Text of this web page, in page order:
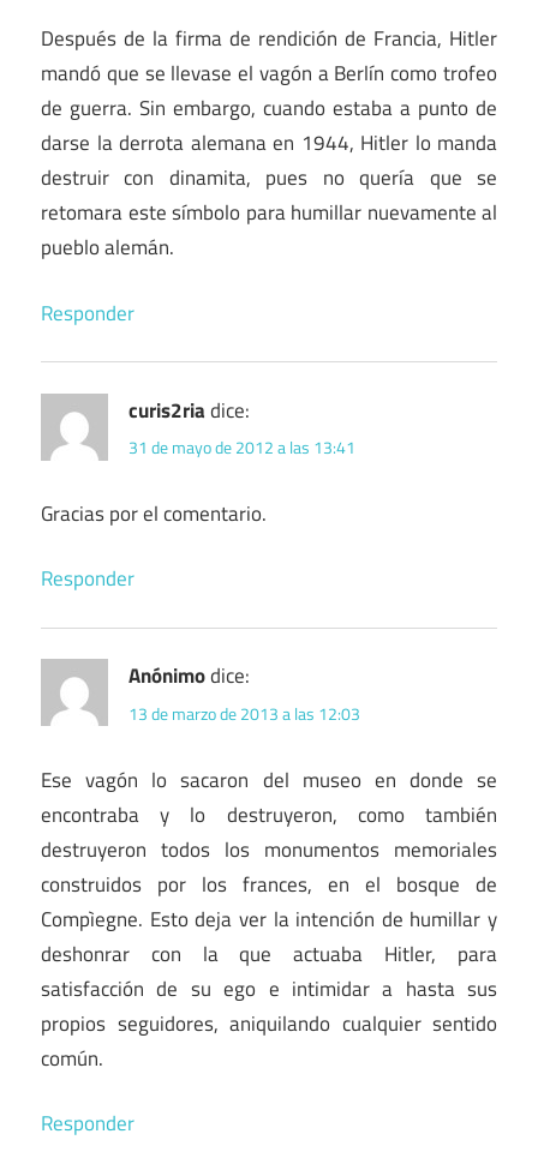
Después de la firma de rendición de Francia, Hitler
mandó que se llevase el vagón a Berlín como trofeo
de guerra. Sin embargo, cuando estaba a punto de
darse la derrota alemana en 1944, Hitler lo manda
destruir con dinamita, pues no quería que se
retomara este símbolo para humillar nuevamente al
pueblo alemán.
Responder
curis2riadice:
31 de mayo de 2012 a las 13:41
Gracias por el comentario.
Responder
Anónimodice:
13 de marzo de 2013 a las 12:03
Ese vagón lo sacaron del museo en donde se
encontraba y lo destruyeron, como también
destruyeron todos los monumentos memoriales
construidos por los frances, en el bosque de
Compìegne. Esto deja ver la intención de humillar y
deshonrar con la que actuaba Hitler, para
satisfacción de su ego e intimidar a hasta sus
propios seguidores, aniquilando cualquier sentido
común.
Responder